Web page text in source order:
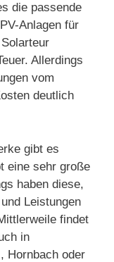
die passende
Anlagen für
Allerdings
vom
deutlich
gibt es
eine sehr große
haben diese,
Leistungen
findet
in
Hornbach oder